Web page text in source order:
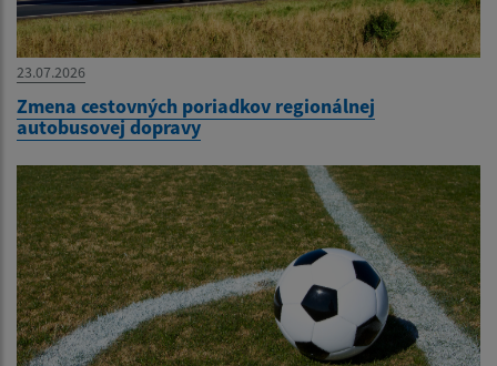
23.07.2026
Zmena cestovných poriadkov regionálnej
autobusovej dopravy